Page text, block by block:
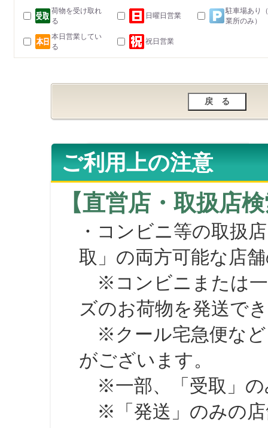
荷物を受け取れ
る
日曜日営業
駐車場あり
業所のみ）
本日営業してい
る
祝日営業
ご利用上の注意
【直営店・取扱店
・コンビニ等の取扱
取」の両方可能な店
※コンビニまたは一
ズのお荷物を発送で
※クール宅急便など
がございます。
※一部、「受取」の
※「発送」のみの店